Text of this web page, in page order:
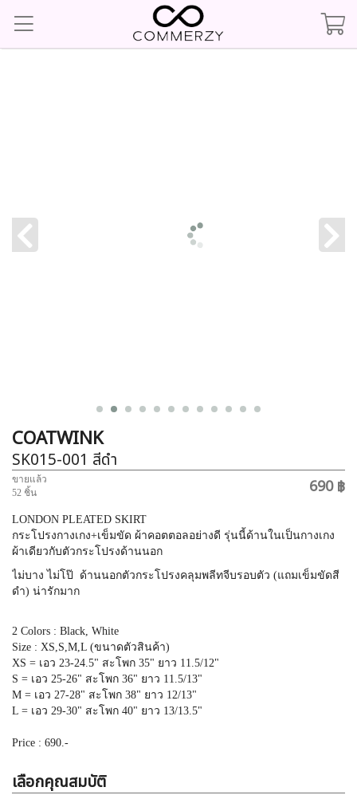
COATWINK
SK015-001 สีดำ
690 ฿
ขายแล้ว
52 ชิ้น
LONDON PLEATED SKIRT
กระโปรงกางเกง+เข็มขัด ผ้าคอตตอลอย่างดี รุ่นนี้ด้านในเป็นกางเกง
ผ้าเดียวกับตัวกระโปรงด้านนอก
ไม่บาง ไม่โป๊ ด้านนอกตัวกระโปรงคลุมพลีทจีบรอบตัว (แถมเข็มขัดสี
ดำ) น่ารักมาก
2 Colors : Black, White
Size : XS,S,M,L (ขนาดตัวสินค้า)
XS = เอว 23-24.5" สะโพก 35" ยาว 11.5/12"
S = เอว 25-26" สะโพก 36" ยาว 11.5/13"
M = เอว 27-28" สะโพก 38" ยาว 12/13"
L = เอว 29-30" สะโพก 40" ยาว 13/13.5"
Price : 690.-
เลือกคุณสมบัติ